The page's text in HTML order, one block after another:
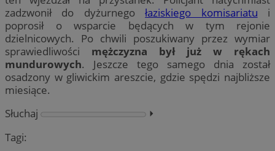
zadzwonił do dyżurnegołaziskiego komisariatu i
poprosił o wsparcie będących w tym rejonie
dzielnicowych. Po chwili poszukiwany przez wymiar
sprawiedliwości mężczyzna był już w rękach
mundurowych. Jeszcze tego samego dnia został
osadzony w gliwickim areszcie, gdzie spędzi najbliższe
miesiące.
Słuchaj
⏵︎
Tagi: